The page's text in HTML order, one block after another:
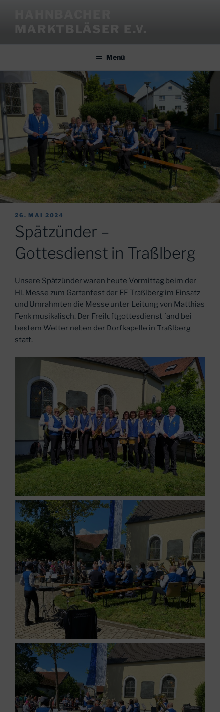
MARKTBLÄSER E.V.
Menü
VERÖFFENTLICHT
26. MAI 2024
Spätzünder –
Gottesdienst in Traßlberg
Unsere Spätzünder waren heute Vormittag beim der
Hl. Messe zum Gartenfest der FF Traßlberg im Einsatz
und Umrahmten die Messe unter Leitung von Matthias
Fenk musikalisch. Der Freiluftgottesdienst fand bei
bestem Wetter neben der Dorfkapelle in Traßlberg
statt.